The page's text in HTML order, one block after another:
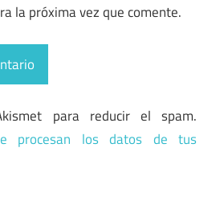
la próxima vez que comente.
para reducir el spam.
procesan los datos de tus